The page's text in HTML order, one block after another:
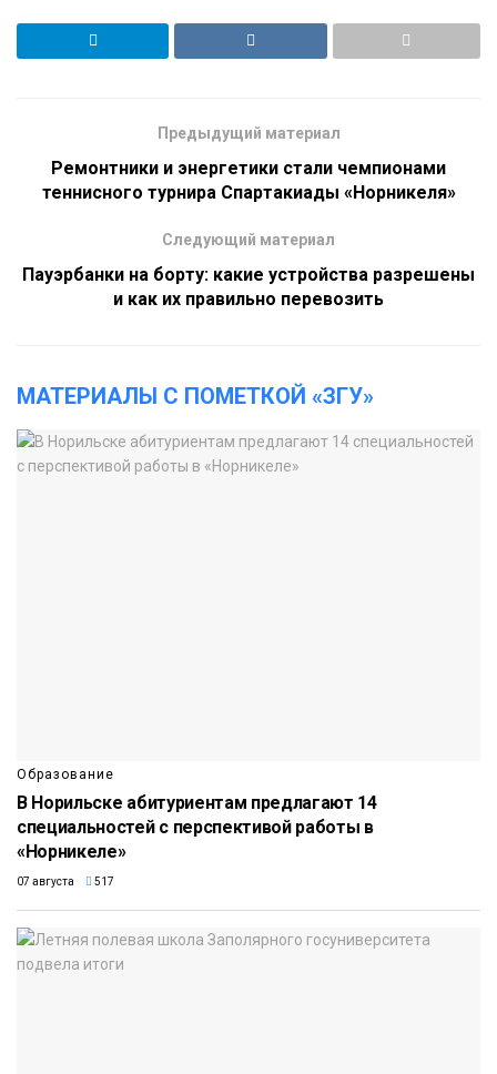
Предыдущий материал
Ремонтники и энергетики стали чемпионами
теннисного турнира Спартакиады «Норникеля»
Следующий материал
Пауэрбанки на борту: какие устройства разрешены
и как их правильно перевозить
МАТЕРИАЛЫ С ПОМЕТКОЙ «ЗГУ»
Образование
В Норильске абитуриентам предлагают 14
специальностей с перспективой работы в
«Норникеле»
07 августа 517